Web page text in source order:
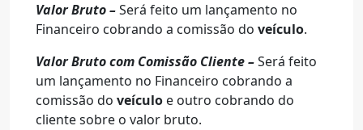
Valor Bruto –Será feito um lançamento no
Financeiro cobrando a comissão do veículo.
Valor Bruto com Comissão Cliente –Será feito
um lançamento no Financeiro cobrando a
comissão do veículo e outro cobrando do
cliente sobre o valor bruto.